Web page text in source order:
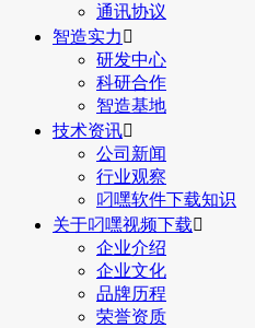
通讯协议
智造实力 
研发中心
科研合作
智造基地
技术资讯
公司新闻
行业观察
叼嘿软件下载知识
关于叼嘿视频下载
企业介绍
企业文化
品牌历程
荣誉资质